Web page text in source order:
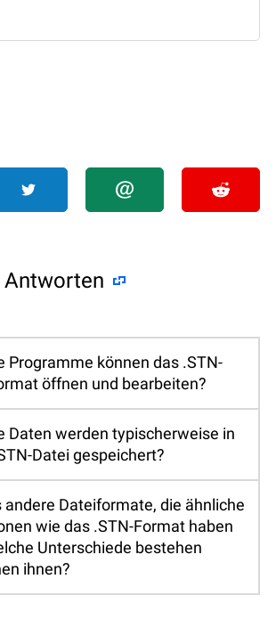
Antworten
Programme können das .STN-
öffnen und bearbeiten?
Daten werden typischerweise in
Datei gespeichert?
andere Dateiformate, die ähnliche
wie das .STN-Format haben
Unterschiede bestehen
ihnen?